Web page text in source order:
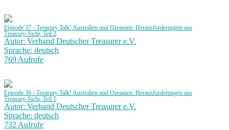
Episode 37 - Treasury Talk! Australien und Ozeanien: Herausforderungen aus
Treasury-Sicht, Teil 2
Autor: Verband Deutscher Treasurer e.V.
Sprache: deutsch
769 Aufrufe
Episode 36 - Treasury Talk! Australien und Ozeanien: Herausforderungen aus
Treasury-Sicht, Teil 1
Autor: Verband Deutscher Treasurer e.V.
Sprache: deutsch
732 Aufrufe